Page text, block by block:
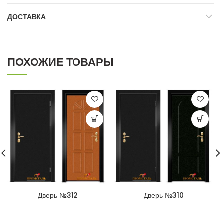
ДОСТАВКА
ПОХОЖИЕ ТОВАРЫ
Дверь №312 Дверь №310